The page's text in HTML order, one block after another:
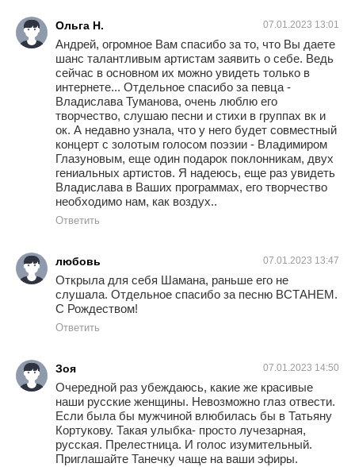
Ольга Н. 07.01.2023 13:01
Андрей, огромное Вам спасибо за то, что Вы даете
шанс талантливым артистам заявить о себе. Ведь
сейчас в основном их можно увидеть только в
интернете... Отдельное спасибо за певца -
Владислава Туманова, очень люблю его
творчество, слушаю песни и стихи в группах вк и
ок. А недавно узнала, что у него будет совместный
концерт с золотым голосом поэзии - Владимиром
Глазуновым, еще один подарок поклонникам, двух
гениальных артистов. Я надеюсь, еще раз увидеть
Владислава в Ваших программах, его творчество
необходимо нам, как воздух..
Ответить
любовь 07.01.2023 13:47
Открыла для себя Шамана, раньше его не
слушала. Отдельное спасибо за песню ВСТАНЕМ.
С Рождеством!
Ответить
Зоя 07.01.2023 14:50
Очередной раз убеждаюсь, какие же красивые
наши русские женщины. Невозможно глаз отвести.
Если была бы мужчиной влюбилась бы в Татьяну
Кортукову. Такая улыбка- просто лучезарная,
русская. Прелестница. И голос изумительный.
Приглашайте Танечку чаще на ваши эфиры.